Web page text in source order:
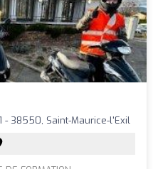
- 38550, Saint-Maurice-l'Exil